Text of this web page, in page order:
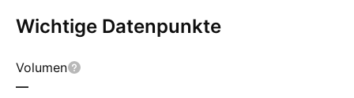
Wichtige Datenpunkte
Volumen
—